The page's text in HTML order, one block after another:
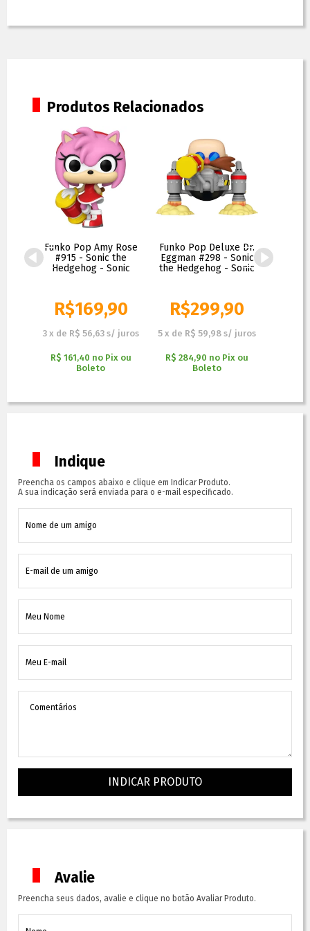
Produtos Relacionados
Funko Pop Amy Rose
#915 - Sonic the
Hedgehog - Sonic
R$169,90
3 x de R$ 56,63 s/ juros
R$ 161,40 no Pix ou
Boleto
Funko Pop Deluxe Dr.
Eggman #298 - Sonic
the Hedgehog - Sonic
R$299,90
5 x de R$ 59,98 s/ juros
R$ 284,90 no Pix ou
Boleto
Chao
Indique
Preencha os campos abaixo e clique em Indicar Produto.
A sua indicação será enviada para o e-mail especificado.
INDICAR PRODUTO
Avalie
Preencha seus dados, avalie e clique no botão Avaliar Produto.